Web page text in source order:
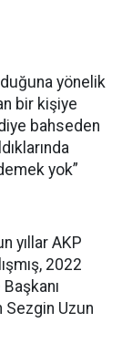
yönelik
bir kişiye
bahseden
yok”
yıllar AKP
2022
Uzun